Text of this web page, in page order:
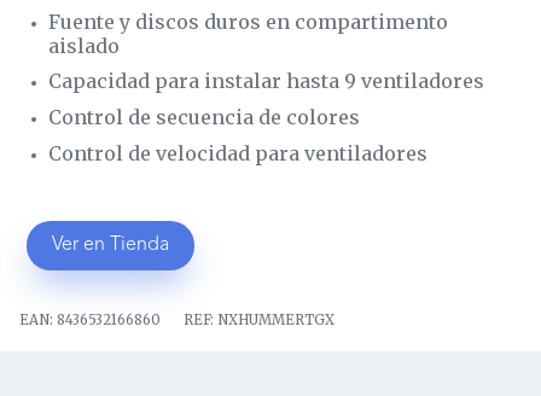
Fuente y discos duros en compartimento
aislado
Capacidad para instalar hasta 9 ventiladores
Control de secuencia de colores
Control de velocidad para ventiladores
Ver en Tienda
EAN: 8436532166860 REF: NXHUMMERTGX